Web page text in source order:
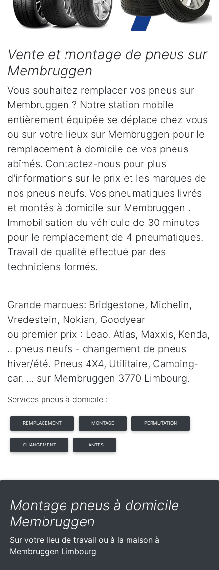
Vente et montage de pneus sur
Membruggen
Vous souhaitez remplacer vos pneus sur
Membruggen ? Notre station mobile
entièrement équipée se déplace chez vous
ou sur votre lieux sur Membruggen pour le
remplacement à domicile de vos pneus
abîmés. Contactez-nous pour plus
d'informations sur le prix et les marques de
nos pneus neufs. Vos pneumatiques livrés
et montés à domicile sur Membruggen .
Immobilisation du véhicule de 30 minutes
pour le remplacement de 4 pneumatiques.
Travail de qualité effectué par des
techniciens formés.
Grande marques: Bridgestone, Michelin,
Vredestein, Nokian, Goodyear
ou premier prix : Leao, Atlas, Maxxis, Kenda,
.. pneus neufs - changement de pneus
hiver/été. Pneus 4X4, Utilitaire, Camping-
car, ... sur Membruggen 3770 Limbourg.
Services pneus à domicile :
REMPLACEMENT MONTAGE PERMUTATION
CHANGEMENT JANTES
Montage pneus à domicile
Membruggen
Sur votre lieu de travail ou à la maison à
Membruggen Limbourg